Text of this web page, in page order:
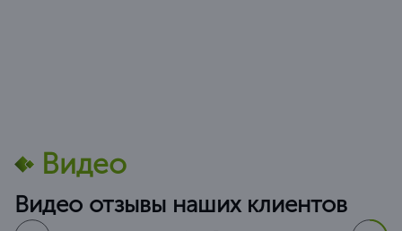
Видео
Видео отзывы наших клиентов